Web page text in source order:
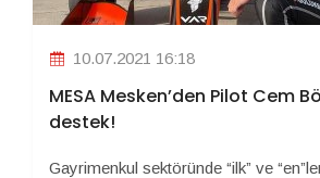
10.07.2021 16:18
MESA Mesken’den Pilot Cem
destek!
Gayrimenkul sektöründe “ilk” ve